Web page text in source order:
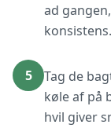
ad
5
Tag de
køle af på
hvil giver